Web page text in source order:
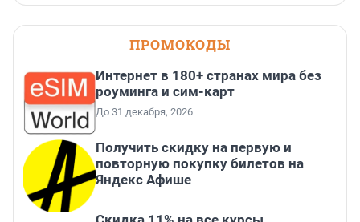
ПРОМОКОДЫ
Интернет в 180+ странах мира без
роуминга и сим-карт
До 31 декабря, 2026
Получить скидку на первую и
повторную покупку билетов на
Яндекс Афише